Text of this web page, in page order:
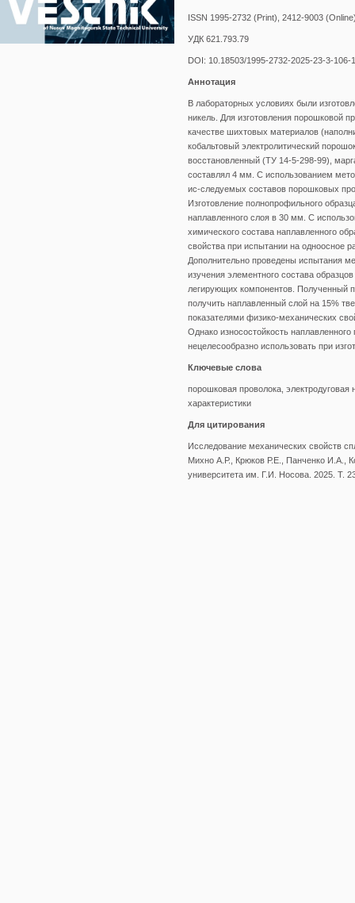
ISSN 1995-2732 (Print), 2412-9003
УДК 621.793.79
DOI: 10.18503/1995-2732-2025-23-3-106-
Аннотация
В лабораторных условиях были
никель. Для изготовления порошковой
качестве шихтовых материалов
кобальтовый электролитический
восстановленный (ТУ 14-5-298-99),
составлял 4 мм. С использованием
ис-следуемых составов порошковых
Изготовление полнопрофильного
наплавленного слоя в 30 мм. С
химического состава наплавленного
свойства при испытании на одноосное
Дополнительно проведены испытания
изучения элементного состава
легирующих компонентов. Полученный
получить наплавленный слой на 15%
показателями физико-механических
Однако износостойкость
нецелесообразно использовать при
Ключевые слова
порошковая проволока, электродуговая
характеристики
Для цитирования
Исследование механических свойств
Михно А.Р., Крюков Р.Е., Панченко И.А.,
университета им. Г.И. Носова. 2025. Т.